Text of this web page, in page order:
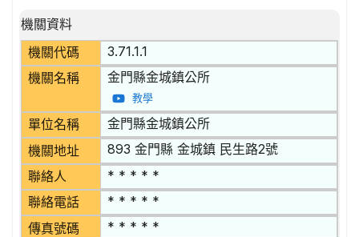
招標公告詳細內容
機關資料
機關代碼
3.71.1.1
機關名稱 金門縣金城鎮公所
教學
單位名稱 金門縣金城鎮公所
機關地址 893 金門縣 金城鎮 民生路2號
聯絡人 * * * * *
聯絡電話 * * * * *
傳真號碼 * * * * *